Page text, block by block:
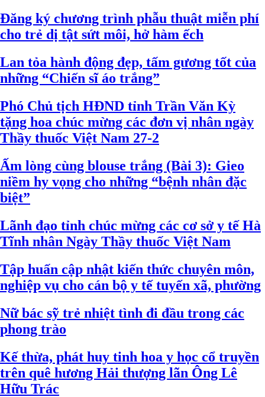
Đăng ký chương trình phẫu thuật miễn phí
cho trẻ dị tật sứt môi, hở hàm ếch
Lan tỏa hành động đẹp, tấm gương tốt của
những “Chiến sĩ áo trắng”
Phó Chủ tịch HĐND tỉnh Trần Văn Kỳ
tặng hoa chúc mừng các đơn vị nhân ngày
Thầy thuốc Việt Nam 27-2
Ấm lòng cùng blouse trắng (Bài 3): Gieo
niềm hy vọng cho những “bệnh nhân đặc
biệt”
Lãnh đạo tỉnh chúc mừng các cơ sở y tế Hà
Tĩnh nhân Ngày Thầy thuốc Việt Nam
Tập huấn cập nhật kiến thức chuyên môn,
nghiệp vụ cho cán bộ y tế tuyến xã, phường
Nữ bác sỹ trẻ nhiệt tình đi đầu trong các
phong trào
Kế thừa, phát huy tinh hoa y học cổ truyền
trên quê hương Hải thượng lãn Ông Lê
Hữu Trác